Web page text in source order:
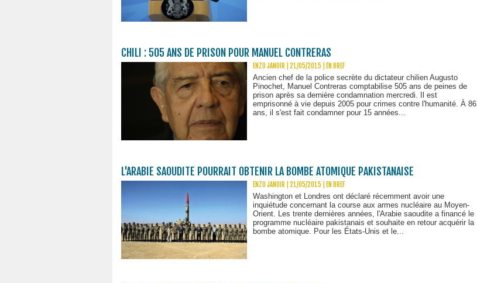
CHILI : 505 ANS DE PRISON POUR MANUEL CONTRERAS
ENZO JANOIR | 21/05/2015 EN BREF
Ancien chef de la police secrète du dictateur chilien Augusto
Pinochet, Manuel Contreras comptabilise 505 ans de peines de
prison après sa dernière condamnation mercredi. Il est
emprisonné à vie depuis 2005 pour crimes contre l'humanité. À 86
ans, il s'est fait condamner pour 15 années...
L'ARABIE SAOUDITE POURRAIT OBTENIR LA BOMBE ATOMIQUE PAKISTANAISE
ENZO JANOIR | 21/05/2015 EN BREF
Washington et Londres ont déclaré récemment avoir une
inquiétude concernant la course aux armes nucléaire au Moyen-
Orient. Les trente dernières années, l'Arabie saoudite a financé le
programme nucléaire pakistanais et souhaite en retour acquérir la
bombe atomique. Pour les États-Unis et le...